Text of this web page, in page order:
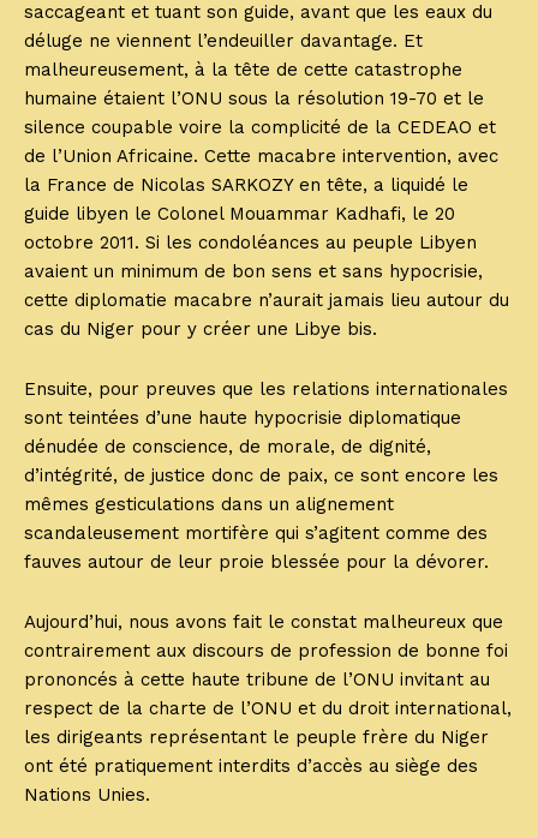
saccageant et tuant son guide, avant que les eaux du
déluge ne viennent l’endeuiller davantage. Et
malheureusement, à la tête de cette catastrophe
humaine étaient l’ONU sous la résolution 19-70 et le
silence coupable voire la complicité de la CEDEAO et
de l’Union Africaine. Cette macabre intervention, avec
la France de Nicolas SARKOZY en tête, a liquidé le
guide libyen le Colonel Mouammar Kadhafi, le 20
octobre 2011. Si les condoléances au peuple Libyen
avaient un minimum de bon sens et sans hypocrisie,
cette diplomatie macabre n’aurait jamais lieu autour du
cas du Niger pour y créer une Libye bis.
Ensuite, pour preuves que les relations internationales
sont teintées d’une haute hypocrisie diplomatique
dénudée de conscience, de morale, de dignité,
d’intégrité, de justice donc de paix, ce sont encore les
mêmes gesticulations dans un alignement
scandaleusement mortifère qui s’agitent comme des
fauves autour de leur proie blessée pour la dévorer.
Aujourd’hui, nous avons fait le constat malheureux que
contrairement aux discours de profession de bonne foi
prononcés à cette haute tribune de l’ONU invitant au
respect de la charte de l’ONU et du droit international,
les dirigeants représentant le peuple frère du Niger
ont été pratiquement interdits d’accès au siège des
Nations Unies.